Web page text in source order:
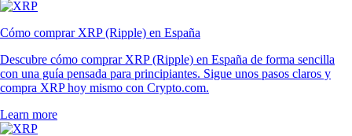
Cómo comprar XRP (Ripple) en España
Descubre cómo comprar XRP (Ripple) en España de forma sencilla
con una guía pensada para principiantes. Sigue unos pasos claros y
compra XRP hoy mismo con Crypto.com.
Learn more